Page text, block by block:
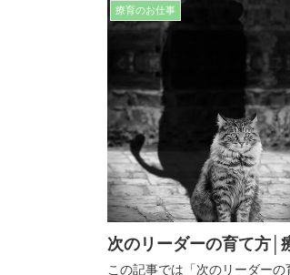
療育のお仕事
次のリーダーの育て方│
この記事では「次のリーダー